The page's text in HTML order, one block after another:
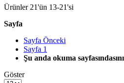
Ürünler 21'ün 13-21'si
Sayfa
Sayfa Önceki
Sayfa 1
Şu anda okuma
Göster